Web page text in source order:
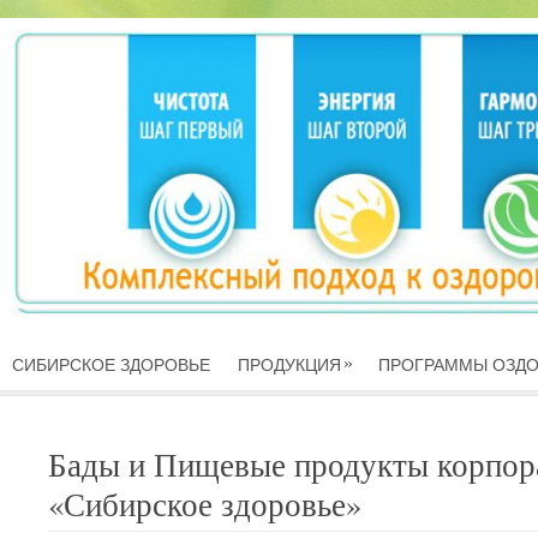
СИБИРСКОЕ ЗДОРОВЬЕ ПРОДУКЦИЯ » ПРОГРАММЫ
Бады и Пищевые продукты
«Сибирское здоровье»